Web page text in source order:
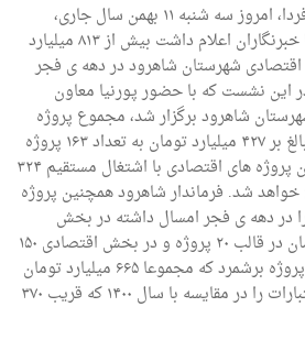
به گزارش خبرنگار شاهوار فردا، امروز سه شنبه ۱۱ بهمن سال جاری،
ابوطالب جلالی در گفتگو با خبرنگاران اعلام داشت بیش از ۸۱۳ میلیارد
اقتصادی شهرستان شاهرود در دهه ی فجر
این نشست که با حضور پورنیا معاون
شاهرود برگزار شد، مجموع پروژه
های عمرانی این شهرستان بالغ بر ۴۲۷ میلیارد تومان به تعداد ۱۶۳ پروژه
و بیش از ۳۸۶ میلیارد تومان پروژه های اقتصادی با اشتغال مستقیم ۳۲۴
خواهد شد. فرماندار شاهرود همچنین پروژه
در دهه ی فجر امسال داشته در بخش
عمرانی بالغ ۵۱۵ میلیارد تومان در قالب ۲۰ پروژه و در بخش اقتصادی ۱۵۰
میلیارد تومان در قالب یک پروژه برشمرد که مجموعا ۶۶۵ میلیارد تومان
خواهد بود. وی مجموع اعتبارات را در مقایسه با سال ۱۴۰۰ که قریب ۳۷۰